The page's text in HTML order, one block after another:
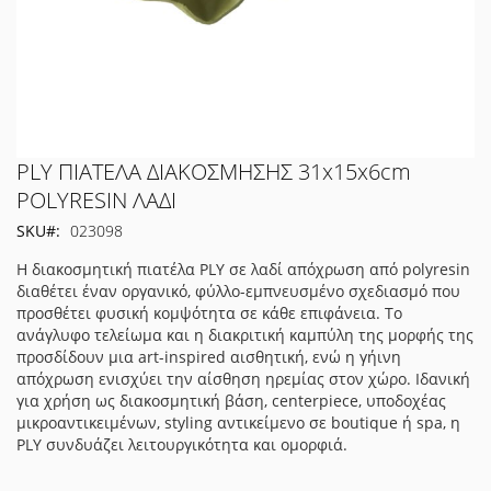
Μετάβαση
στην
αρχή
της
εικόνων
PLY ΠΙΑΤΕΛΑ ΔΙΑΚΟΣΜΗΣΗΣ 31x15x6cm
POLYRESIN ΛΑΔΙ
SKU
023098
Η διακοσμητική πιατέλα PLY σε λαδί απόχρωση από polyresin
διαθέτει έναν οργανικό, φύλλο-εμπνευσμένο σχεδιασμό που
προσθέτει φυσική κομψότητα σε κάθε επιφάνεια. Το
ανάγλυφο τελείωμα και η διακριτική καμπύλη της μορφής της
προσδίδουν μια art-inspired αισθητική, ενώ η γήινη
απόχρωση ενισχύει την αίσθηση ηρεμίας στον χώρο. Ιδανική
για χρήση ως διακοσμητική βάση, centerpiece, υποδοχέας
μικροαντικειμένων, styling αντικείμενο σε boutique ή spa, η
PLY συνδυάζει λειτουργικότητα και ομορφιά.